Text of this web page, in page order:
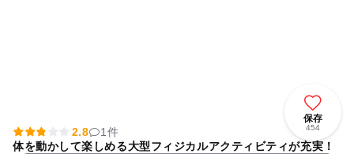
保存
454
2.8
1件
体を動かして楽しめる大型フィジカルアクティビティが充実！